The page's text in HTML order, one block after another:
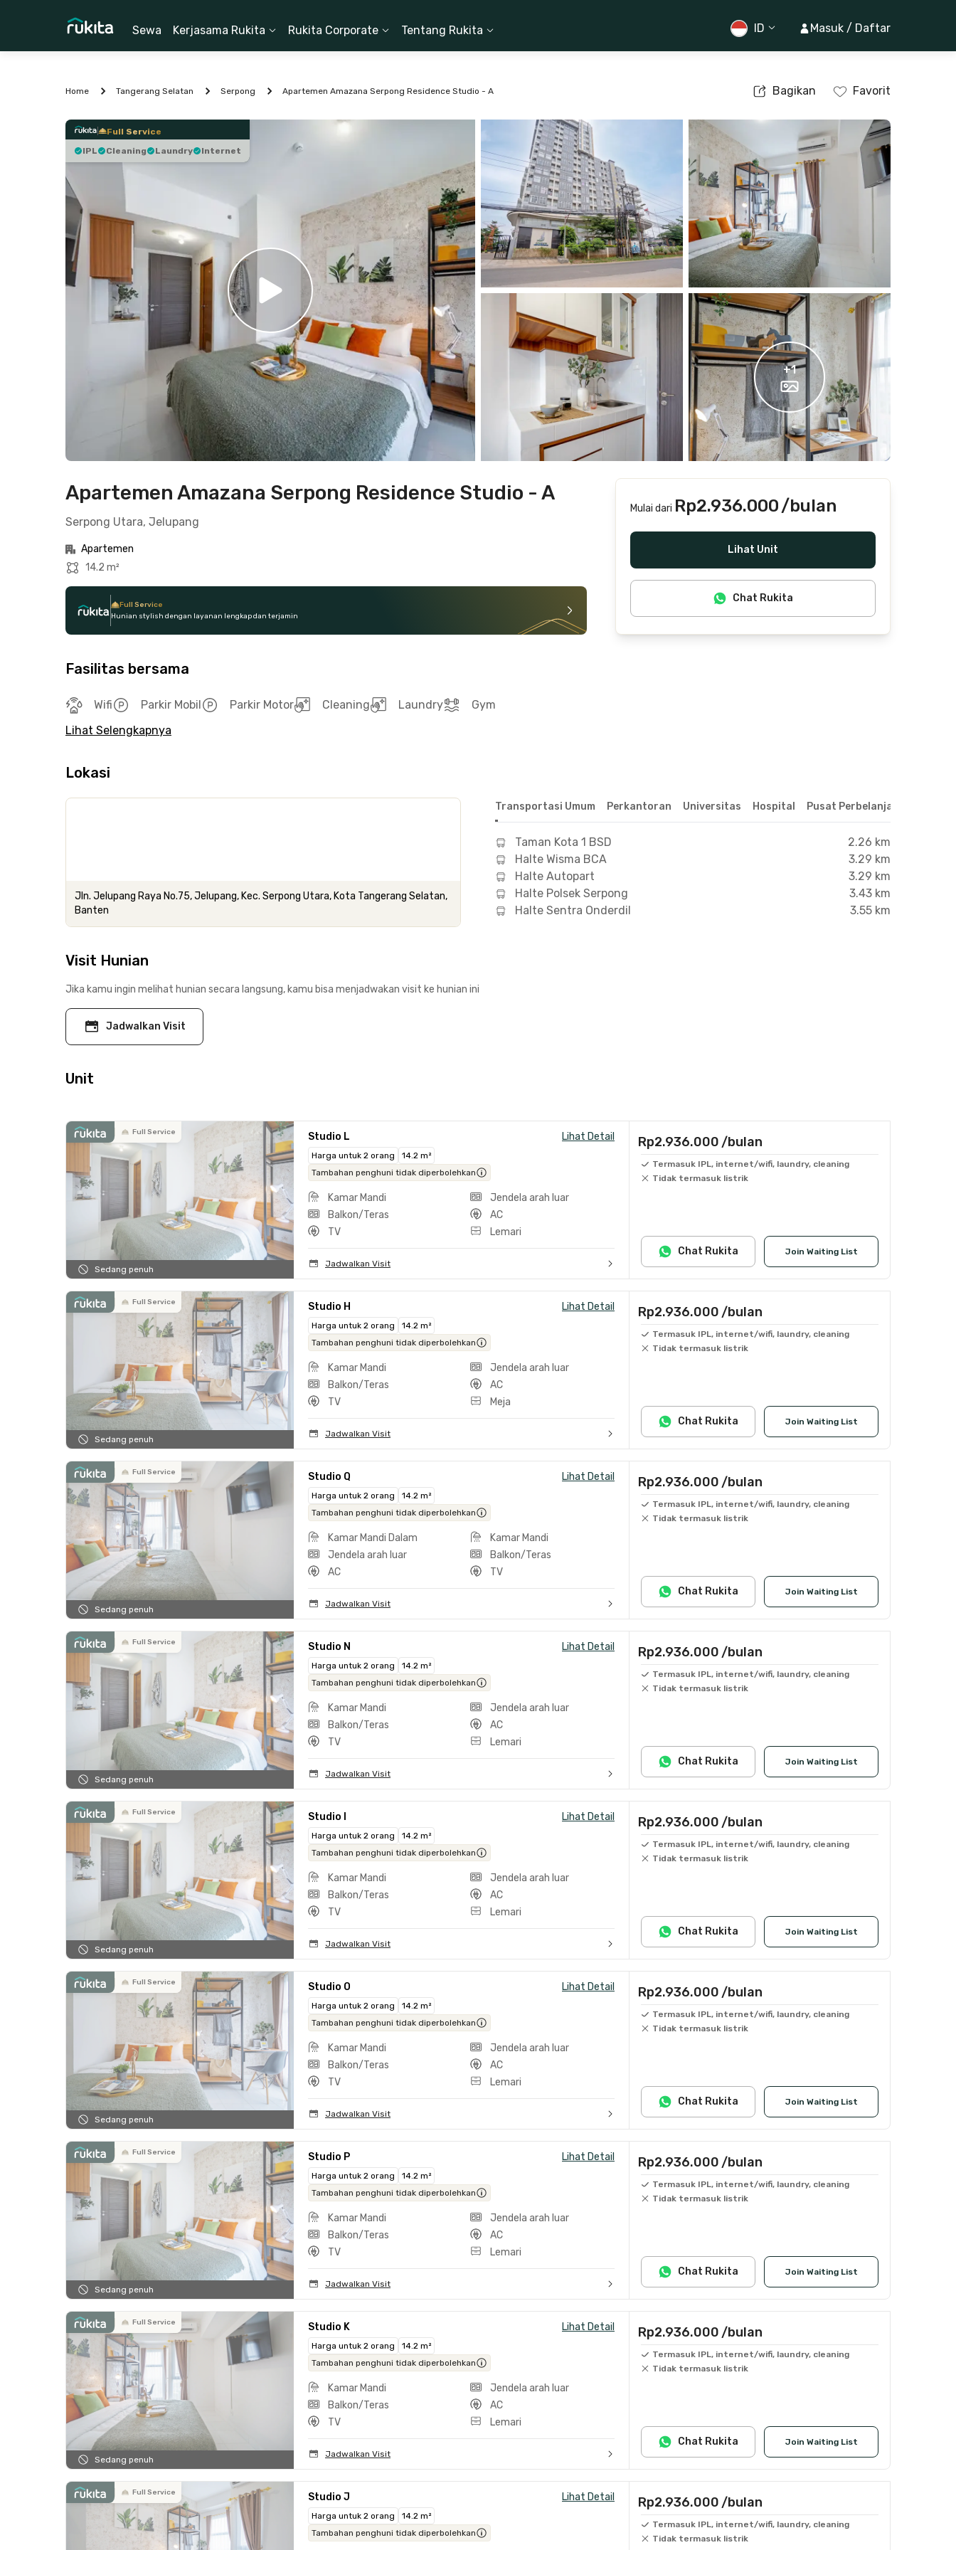
Sewa Kerjasama Rukita Rukita Corporate Tentang Rukita ID Masuk / Daftar
Home Tangerang Selatan Serpong Apartemen Amazana Serpong Residence Studio - A Bagikan Favorit
Full Service
IPL
Cleaning Laundry Internet
+1
Apartemen Amazana Serpong Residence Studio - A
Serpong Utara, Jelupang
Apartemen
14.2 m²
Full Service
Hunian stylish dengan layanan lengkap dan terjamin
Fasilitas bersama
Wifi Parkir Mobil Parkir Motor Cleaning Laundry
Gym
Lihat Selengkapnya
Mulai dari Rp2.936.000/bulan
Lihat Unit
Chat Rukita
Lokasi
Jln. Jelupang Raya No.75, Jelupang, Kec. Serpong Utara, Kota Tangerang Selatan,
Banten
Transportasi Umum Perkantoran Universitas Hospital Pusat Perbelanjaan &
Taman Kota 1 BSD
2.26 km
Halte Wisma BCA
3.29 km
Halte Autopart
3.29 km
Halte Polsek Serpong
3.43 km
Halte Sentra Onderdil
3.55 km
Visit Hunian
Jika kamu ingin melihat hunian secara langsung, kamu bisa menjadwakan visit ke hunian ini
Jadwalkan Visit
Unit
Full Service
Sedang penuh
Studio L Lihat Detail
Harga untuk 2 orang
14.2 m²
Tambahan penghuni tidak diperbolehkan
Kamar Mandi
Jendela arah luar
Balkon/Teras
AC
TV
Lemari
Jadwalkan Visit
Rp2.936.000 /bulan
Termasuk IPL, internet/wifi, laundry, cleaning
Tidak termasuk listrik
Join Waiting List
Chat Rukita
Full Service
Sedang penuh
Studio H Lihat Detail
Harga untuk 2 orang
14.2 m²
Tambahan penghuni tidak diperbolehkan
Kamar Mandi
Jendela arah luar
Balkon/Teras
AC
TV
Meja
Jadwalkan Visit
Rp2.936.000 /bulan
Termasuk IPL, internet/wifi, laundry, cleaning
Tidak termasuk listrik
Join Waiting List
Chat Rukita
Full Service
Sedang penuh
Studio Q Lihat Detail
Harga untuk 2 orang
14.2 m²
Tambahan penghuni tidak diperbolehkan
Kamar Mandi Dalam
Kamar Mandi
Jendela arah luar
Balkon/Teras
AC
TV
Jadwalkan Visit
Rp2.936.000 /bulan
Termasuk IPL, internet/wifi, laundry, cleaning
Tidak termasuk listrik
Join Waiting List
Chat Rukita
Full Service
Sedang penuh
Studio N Lihat Detail
Harga untuk 2 orang
14.2 m²
Tambahan penghuni tidak diperbolehkan
Kamar Mandi
Jendela arah luar
Balkon/Teras
AC
TV
Lemari
Jadwalkan Visit
Rp2.936.000 /bulan
Termasuk IPL, internet/wifi, laundry, cleaning
Tidak termasuk listrik
Join Waiting List
Chat Rukita
Full Service
Sedang penuh
Studio I Lihat Detail
Harga untuk 2 orang
14.2 m²
Tambahan penghuni tidak diperbolehkan
Kamar Mandi
Jendela arah luar
Balkon/Teras
AC
TV
Lemari
Jadwalkan Visit
Rp2.936.000 /bulan
Termasuk IPL, internet/wifi, laundry, cleaning
Tidak termasuk listrik
Join Waiting List
Chat Rukita
Full Service
Sedang penuh
Studio O Lihat Detail
Harga untuk 2 orang
14.2 m²
Tambahan penghuni tidak diperbolehkan
Kamar Mandi
Jendela arah luar
Balkon/Teras
AC
TV
Lemari
Jadwalkan Visit
Rp2.936.000 /bulan
Termasuk IPL, internet/wifi, laundry, cleaning
Tidak termasuk listrik
Join Waiting List
Chat Rukita
Full Service
Sedang penuh
Studio P Lihat Detail
Harga untuk 2 orang
14.2 m²
Tambahan penghuni tidak diperbolehkan
Kamar Mandi
Jendela arah luar
Balkon/Teras
AC
TV
Lemari
Jadwalkan Visit
Rp2.936.000 /bulan
Termasuk IPL, internet/wifi, laundry, cleaning
Tidak termasuk listrik
Join Waiting List
Chat Rukita
Full Service
Sedang penuh
Studio K Lihat Detail
Harga untuk 2 orang
14.2 m²
Tambahan penghuni tidak diperbolehkan
Kamar Mandi
Jendela arah luar
Balkon/Teras
AC
TV
Lemari
Jadwalkan Visit
Rp2.936.000 /bulan
Termasuk IPL, internet/wifi, laundry, cleaning
Tidak termasuk listrik
Join Waiting List
Chat Rukita
Full Service Studio J Lihat Detail
Harga untuk 2 orang
14.2 m²
Tambahan penghuni tidak diperbolehkan
Rp2.936.000 /bulan
Termasuk IPL, internet/wifi, laundry, cleaning
Tidak termasuk listrik